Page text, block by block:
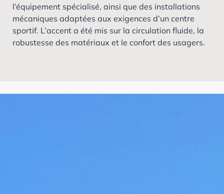
l’équipement spécialisé, ainsi que des installations
mécaniques adaptées aux exigences d’un centre
sportif. L’accent a été mis sur la circulation fluide, la
robustesse des matériaux et le confort des usagers.